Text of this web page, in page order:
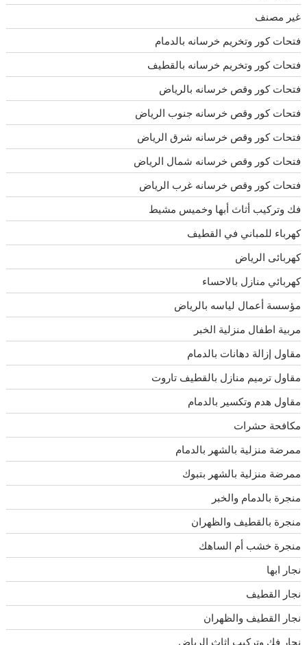
غير مصنف
فتحات كور وتخريم خرسانه بالدمام
فتحات كور وتخريم خرسانه بالقطيف
فتحات كور وقص خرسانه بالرياض
فتحات كور وقص خرسانه جنوب الرياض
فتحات كور وقص خرسانه شرق الرياض
فتحات كور وقص خرسانه شمال الرياض
فتحات كور وقص خرسانه غرب الرياض
فك وتركيب أثاث أبها وخميس مشيط
كهرباء للمباني في القطيف
كهربائى الرياض
كهربائي منازل بالاحساء
مؤسسة أعمال لياسه بالرياض
مربية اطفال منزلية الخبر
مقاول إزالة دهانات بالدمام
مقاول ترميم منازل بالقطيف تاروت
مقاول هدم وتكسير بالدمام
مكافحة حشرات
ممرضة منزلية بالشهر بالدمام
ممرضة منزلية بالشهر بتبوك
منجرة بالدمام والخبر
منجرة بالقطيف والظهران
منجرة خشب أم الساهك
نجار ابها
نجار القطيف
نجار القطيف والظهران
نجار فك وتركيب اثاث الرياض